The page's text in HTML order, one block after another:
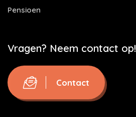
Pensioen
Vragen? Neem contact op!
Contact